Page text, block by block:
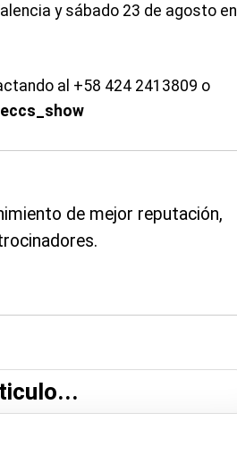
y sábado 23 de agosto en
al +58 424 2413809 o
de mejor reputación,